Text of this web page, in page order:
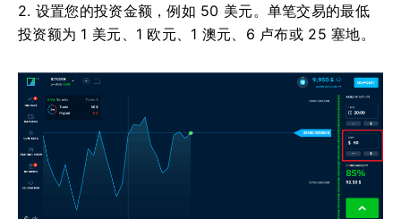
2. 设置您的投资金额，例如 50 美元。单笔交易的最低
投资额为 1 美元、1 欧元、1 澳元、6 卢布或 25 塞地。